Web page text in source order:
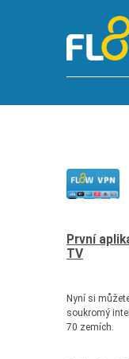
První
TV
Nyní si
soukromý
70 zemích.